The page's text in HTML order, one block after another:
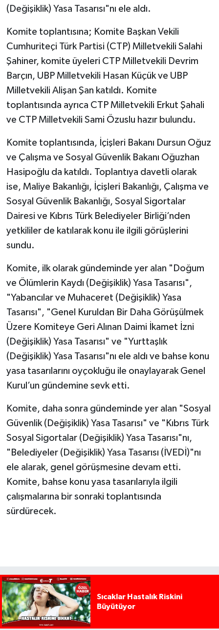
(Değişiklik) Yasa Tasarısı"nı ele aldı.
Komite toplantısına; Komite Başkan Vekili
Cumhuriteçi Türk Partisi (CTP) Milletvekili Salahi
Şahiner, komite üyeleri CTP Milletvekili Devrim
Barçın, UBP Milletvekili Hasan Küçük ve UBP
Milletvekili Alişan Şan katıldı. Komite
toplantısında ayrıca CTP Milletvekili Erkut Şahali
ve CTP Milletvekili Sami Özuslu hazır bulundu.
Komite toplantısında, İçişleri Bakanı Dursun Oğuz
ve Çalışma ve Sosyal Güvenlik Bakanı Oğuzhan
Hasipoğlu da katıldı. Toplantıya davetli olarak
ise, Maliye Bakanlığı, İçişleri Bakanlığı, Çalışma ve
Sosyal Güvenlik Bakanlığı, Sosyal Sigortalar
Dairesi ve Kıbrıs Türk Belediyeler Birliği’nden
yetkililer de katılarak konu ile ilgili görüşlerini
sundu.
Komite, ilk olarak gündeminde yer alan "Doğum
ve Ölümlerin Kaydı (Değişiklik) Yasa Tasarısı",
"Yabancılar ve Muhaceret (Değişiklik) Yasa
Tasarısı", "Genel Kuruldan Bir Daha Görüşülmek
Üzere Komiteye Geri Alınan Daimi İkamet İzni
(Değişiklik) Yasa Tasarısı" ve "Yurttaşlık
(Değişiklik) Yasa Tasarısı"nı ele aldı ve bahse konu
yasa tasarılarını oyçokluğu ile onaylayarak Genel
Kurul’un gündemine sevk etti.
Komite, daha sonra gündeminde yer alan "Sosyal
Güvenlik (Değişiklik) Yasa Tasarısı" ve "Kıbrıs Türk
Sosyal Sigortalar (Değişiklik) Yasa Tasarısı"nı,
"Belediyeler (Değişiklik) Yasa Tasarısı (İVEDİ)"nı
ele alarak, genel görüşmesine devam etti.
Komite, bahse konu yasa tasarılarıyla ilgili
çalışmalarına bir sonraki toplantısında
sürdürecek.
Sıcaklar Hastalık Riskini
Büyütüyor